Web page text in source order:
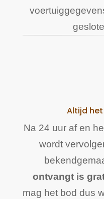
Altijd
Na 24 uur af en
wordt
ontvangt is
mag het bod dus